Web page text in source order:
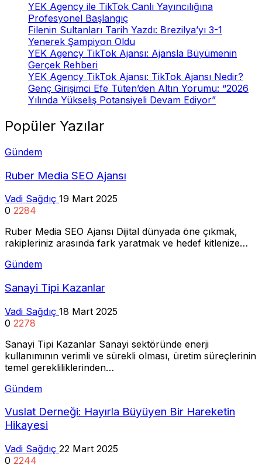
YEK Agency ile TikTok Canlı Yayıncılığına
Profesyonel Başlangıç
Filenin Sultanları Tarih Yazdı: Brezilya’yı 3-1
Yenerek Şampiyon Oldu
YEK Agency TikTok Ajansı: Ajansla Büyümenin
Gerçek Rehberi
YEK Agency TikTok Ajansı: TikTok Ajansı Nedir?
Genç Girişimci Efe Tüten’den Altın Yorumu: “2026
Yılında Yükseliş Potansiyeli Devam Ediyor”
Popüler Yazılar
Gündem
Ruber Media SEO Ajansı
Vadi Sağdıç 19 Mart 2025
0 2284
Ruber Media SEO Ajansı Dijital dünyada öne çıkmak,
rakipleriniz arasında fark yaratmak ve hedef kitlenize…
Gündem
Sanayi Tipi Kazanlar
Vadi Sağdıç 18 Mart 2025
0 2278
Sanayi Tipi Kazanlar Sanayi sektöründe enerji
kullanımının verimli ve sürekli olması, üretim süreçlerinin
temel gerekliliklerinden…
Gündem
Vuslat Derneği: Hayırla Büyüyen Bir Hareketin
Hikayesi
Vadi Sağdıç 22 Mart 2025
0 2244